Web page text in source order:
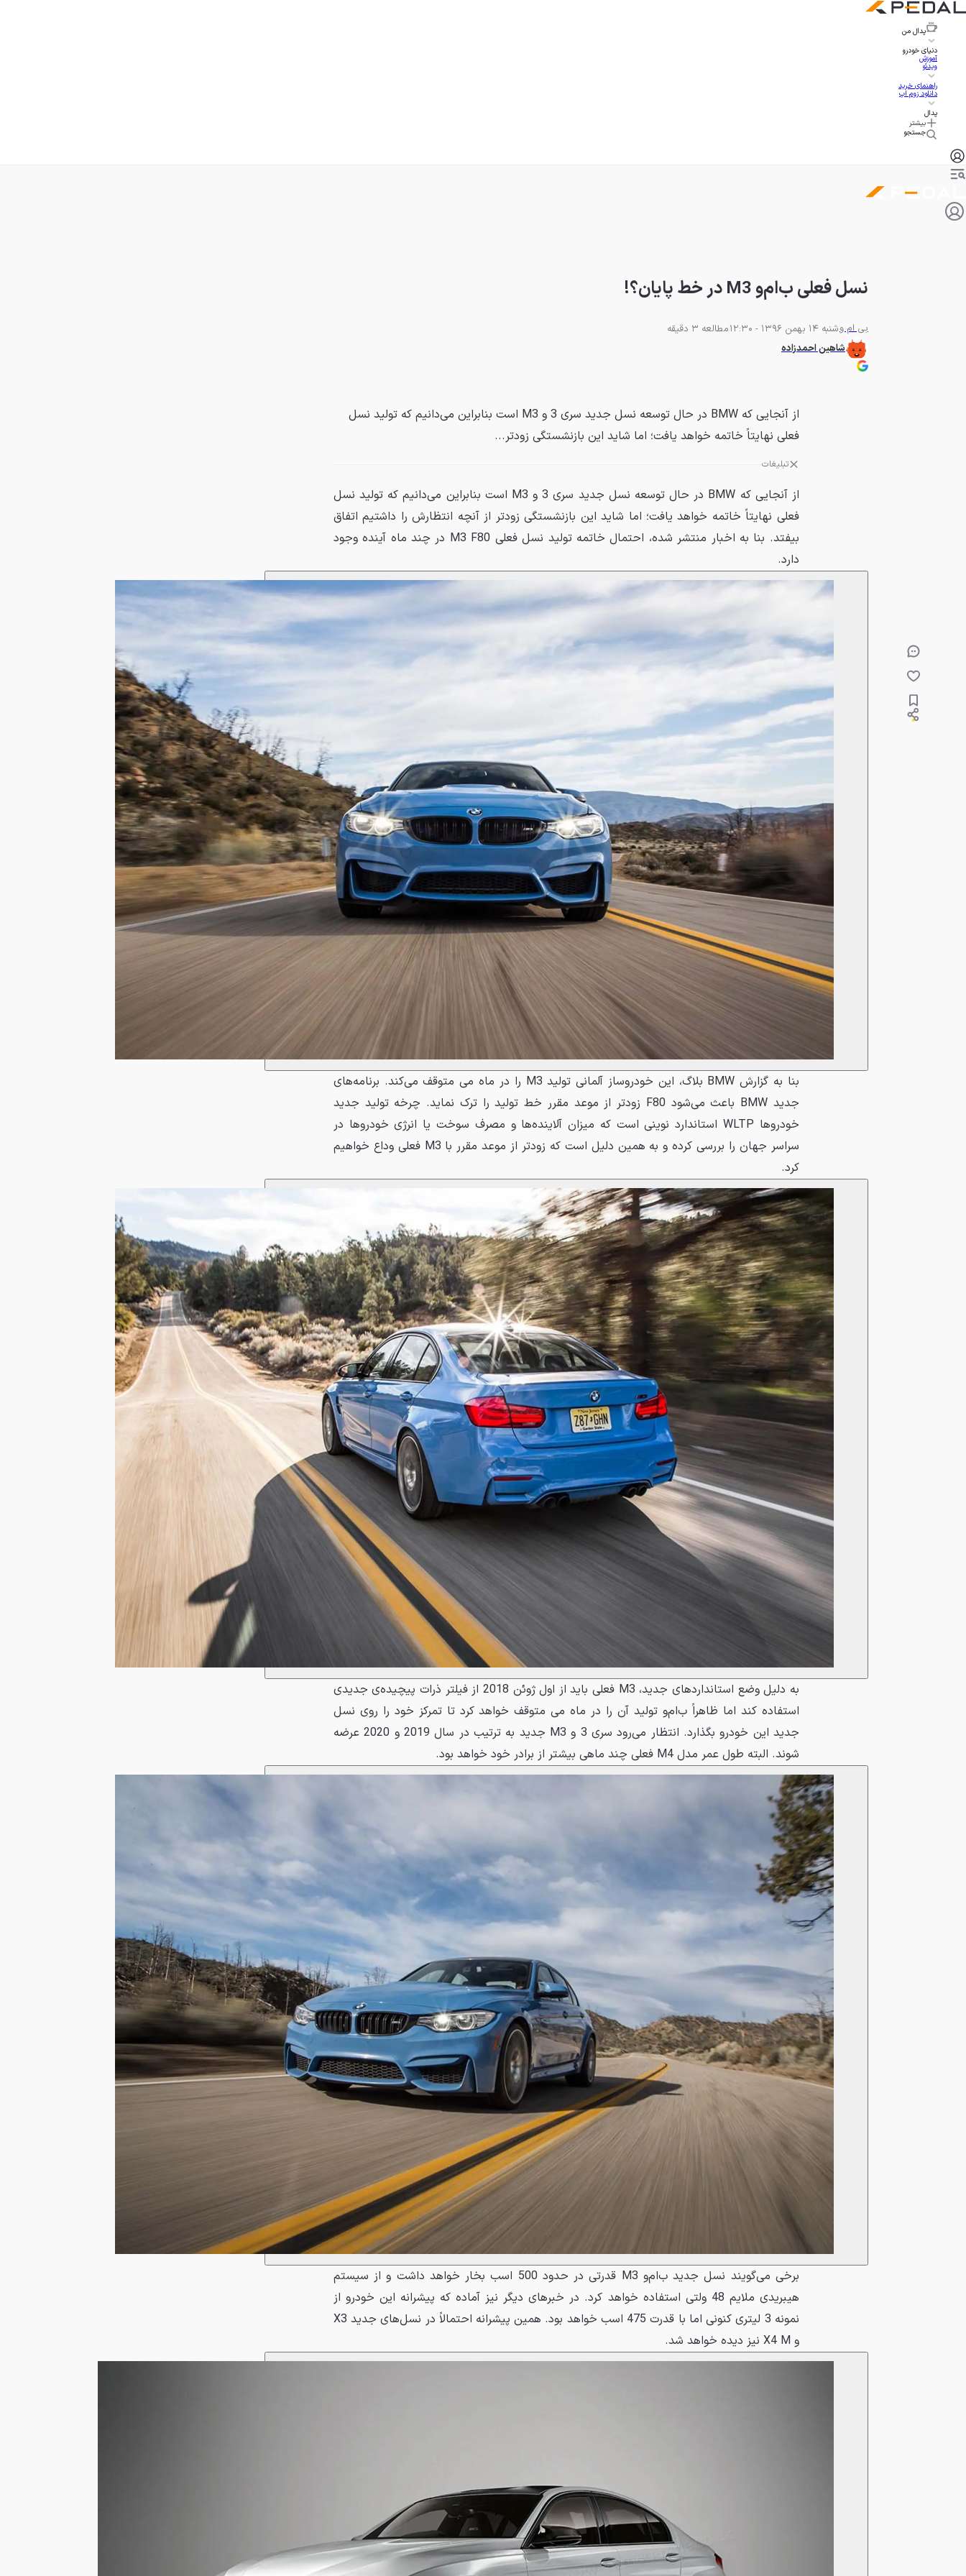
پدال من
دنیای خودرو
آموزش
ویدئو
راهنمای خرید
دانلود زوم اپ
پدال
بیشتر
جستجو
نسل فعلی ب‌ام‌و M3 در خط پایان؟!
بی ام وشنبه 14 بهمن 1396 - 12:30
مطالعه 3 دقیقه
شاهین احمدزاده
از آنجایی که BMW در حال توسعه نسل جدید سری 3 و M3 است بنابراین می‌دانیم که تولید نسل
فعلی نهایتاً خاتمه خواهد یافت؛ اما شاید این بازنشستگی زودتر...
تبلیغات
از آنجایی که BMW در حال توسعه نسل جدید سری 3 و M3 است بنابراین می‌دانیم که تولید نسل
فعلی نهایتاً خاتمه خواهد یافت؛ اما شاید این بازنشستگی زودتر از آنچه انتظارش را داشتیم اتفاق
بیفتد. بنا به اخبار منتشر شده، احتمال خاتمه تولید نسل فعلی M3 F80 در چند ماه آینده وجود
دارد.
بنا به گزارش BMW بلاگ، این خودروساز آلمانی تولید M3 را در ماه می متوقف می‌کند. برنامه‌های
جدید BMW باعث می‌شود F80 زودتر از موعد مقرر خط تولید را ترک نماید. چرخه تولید جدید
خودروها WLTP استاندارد نوینی است که میزان آلاینده‌ها و مصرف سوخت یا انرژی خودروها در
سراسر جهان را بررسی کرده و به همین دلیل است که زودتر از موعد مقرر با M3 فعلی وداع خواهیم
کرد.
به دلیل وضع استانداردهای جدید، M3 فعلی باید از اول ژوئن 2018 از فیلتر ذرات پیچیده‌ی جدیدی
استفاده کند اما ظاهراً ب‌ام‌و تولید آن را در ماه می متوقف خواهد کرد تا تمرکز خود را روی نسل
جدید این خودرو بگذارد. انتظار می‌رود سری 3 و M3 جدید به ترتیب در سال 2019 و 2020 عرضه
شوند. البته طول عمر مدل M4 فعلی چند ماهی بیشتر از برادر خود خواهد بود.
برخی می‌گویند نسل جدید ب‌ام‌و M3 قدرتی در حدود 500 اسب بخار خواهد داشت و از سیستم
هیبریدی ملایم 48 ولتی استفاده خواهد کرد. در خبرهای دیگر نیز آماده که پیشرانه این خودرو از
نمونه 3 لیتری کنونی اما با قدرت 475 اسب خواهد بود. همین پیشرانه احتمالاً در نسل‌های جدید X3
و X4 M نیز دیده خواهد شد.